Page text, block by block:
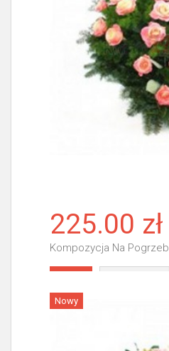
225.00 zł
Kompozycja Na Pogrzeb
Nowy